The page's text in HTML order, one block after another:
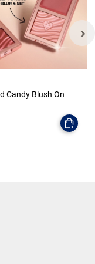
Candy Blush On